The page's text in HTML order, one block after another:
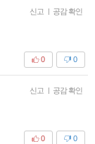
신고 | 공감 확인
0
0
신고 | 공감 확인
0
0